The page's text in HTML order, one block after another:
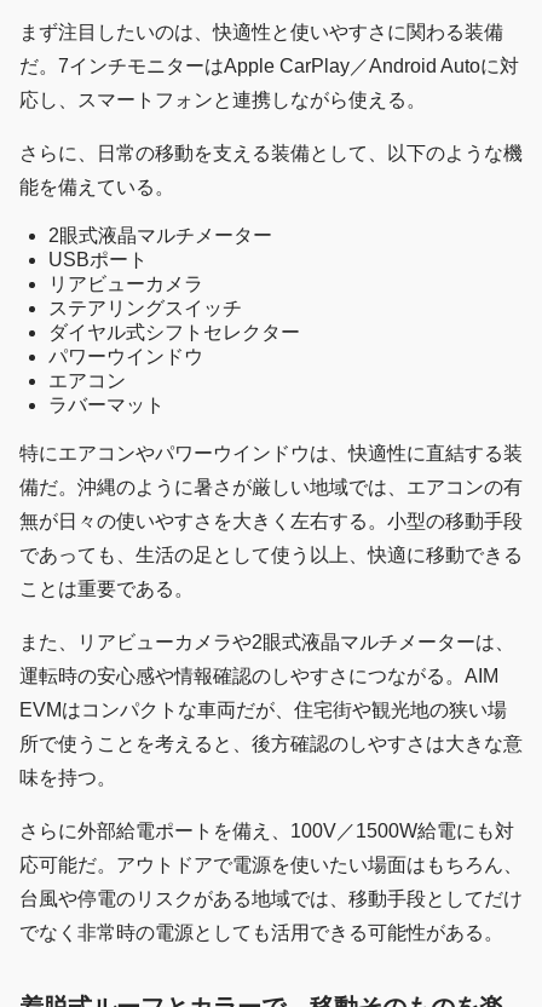
まず注目したいのは、快適性と使いやすさに関わる装備
だ。7インチモニターはApple CarPlay／Android Autoに対
応し、スマートフォンと連携しながら使える。
さらに、日常の移動を支える装備として、以下のような機
能を備えている。
2眼式液晶マルチメーター
USBポート
リアビューカメラ
ステアリングスイッチ
ダイヤル式シフトセレクター
パワーウインドウ
エアコン
ラバーマット
特にエアコンやパワーウインドウは、快適性に直結する装
備だ。沖縄のように暑さが厳しい地域では、エアコンの有
無が日々の使いやすさを大きく左右する。小型の移動手段
であっても、生活の足として使う以上、快適に移動できる
ことは重要である。
また、リアビューカメラや2眼式液晶マルチメーターは、
運転時の安心感や情報確認のしやすさにつながる。AIM
EVMはコンパクトな車両だが、住宅街や観光地の狭い場
所で使うことを考えると、後方確認のしやすさは大きな意
味を持つ。
さらに外部給電ポートを備え、100V／1500W給電にも対
応可能だ。アウトドアで電源を使いたい場面はもちろん、
台風や停電のリスクがある地域では、移動手段としてだけ
でなく非常時の電源としても活用できる可能性がある。